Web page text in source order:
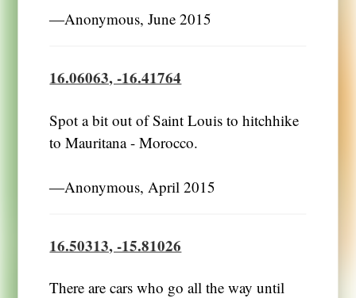
―Anonymous, June 2015
16.06063, -16.41764
Spot a bit out of Saint Louis to hitchhike
to Mauritana - Morocco.
―Anonymous, April 2015
16.50313, -15.81026
There are cars who go all the way until